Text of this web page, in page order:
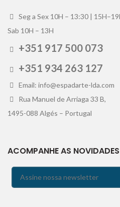
Seg a Sex 10H – 13:30 |
Sab 10H – 13H
+351 917 500 073
+351 934 263 127
Email: info@espadarte-lda.com
Rua Manuel de Arriaga 33 B,
1495-088 Algés – Portugal
ACOMPANHE AS NOVIDADES